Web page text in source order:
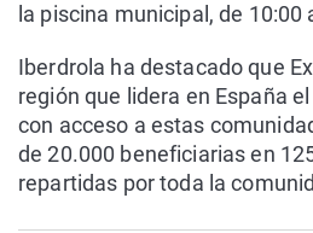
la piscina municipal, de 10:00
Iberdrola ha destacado que
región que lidera en España
con acceso a estas
de 20.000 beneficiarias en
repartidas por toda la